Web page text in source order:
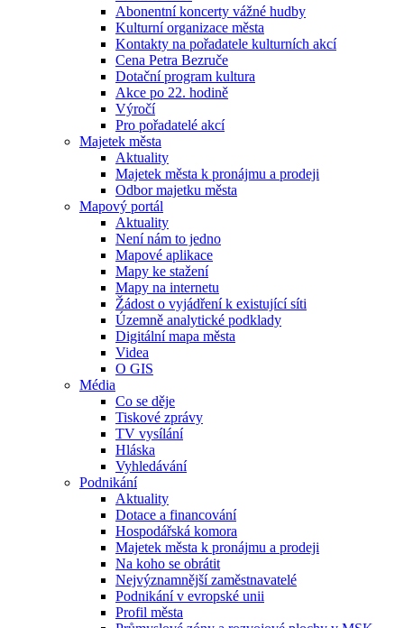
Abonentní koncerty vážné hudby
Kulturní organizace města
Kontakty na pořadatele kulturních akcí
Cena Petra Bezruče
Dotační program kultura
Akce po 22. hodině
Výročí
Pro pořadatelé akcí
Majetek města
Aktuality
Majetek města k pronájmu a prodeji
Odbor majetku města
Mapový portál
Aktuality
Není nám to jedno
Mapové aplikace
Mapy ke stažení
Mapy na internetu
Žádost o vyjádření k existující síti
Územně analytické podklady
Digitální mapa města
Videa
O GIS
Média
Co se děje
Tiskové zprávy
TV vysílání
Hláska
Vyhledávání
Podnikání
Aktuality
Dotace a financování
Hospodářská komora
Majetek města k pronájmu a prodeji
Na koho se obrátit
Nejvýznamnější zaměstnavatelé
Podnikání v evropské unii
Profil města